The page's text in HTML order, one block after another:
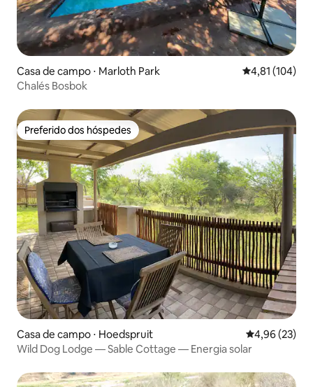
Casa de campo ⋅ Marloth Park 4,81 de uma
4,81 (104)
Chalés Bosbok
Preferido dos hóspedes
Preferido dos hóspedes
Casa de campo ⋅ Hoedspruit 4,96 de uma
4,96 (23)
Wild Dog Lodge — Sable Cottage — Energia solar